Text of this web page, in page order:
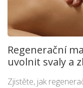
Regenerační
uvolnit svaly a
Zjistěte, jak